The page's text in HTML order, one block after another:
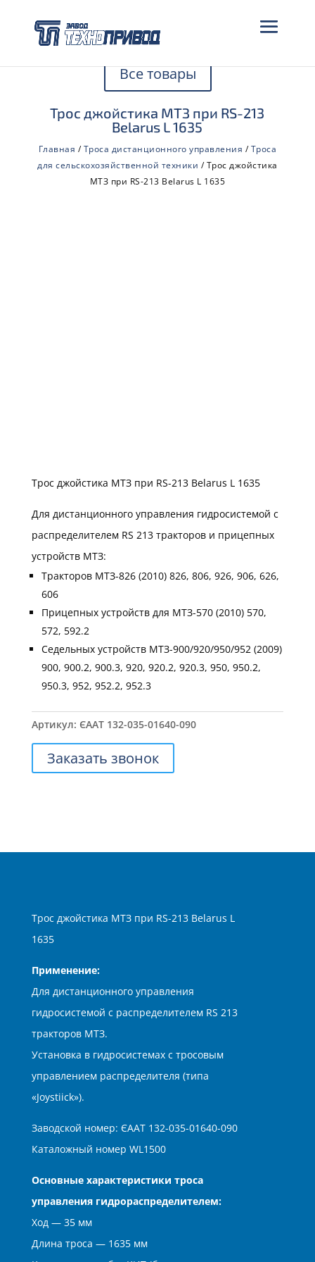
Все товары
Трос джойстика МТЗ при RS-213
Belarus L 1635
Главная /Троса дистанционного управления /Троса
для сельскохозяйственной техники / Трос джойстика
МТЗ при RS-213 Belarus L 1635
Трос джойстика МТЗ при RS-213 Belarus L 1635
Для дистанционного управления гидросистемой с
распределителем RS 213 тракторов и прицепных
устройств МТЗ:
Тракторов МТЗ-826 (2010) 826, 806, 926, 906, 626,
606
Прицепных устройств для МТЗ-570 (2010) 570,
572, 592.2
Седельных устройств МТЗ-900/920/950/952 (2009)
900, 900.2, 900.3, 920, 920.2, 920.3, 950, 950.2,
950.3, 952, 952.2, 952.3
Артикул: ЄААТ 132-035-01640-090
Заказать звонок
Трос джойстика МТЗ при RS-213 Belarus L
1635
Применение:
Для дистанционного управления
гидросистемой с распределителем RS 213
тракторов МТЗ.
Установка в гидросистемах с тросовым
управлением распределителя (типа
«Joystiick»).
Заводской номер: ЄААТ 132-035-01640-090
Каталожный номер WL1500
Основные характеристики троса
управления гидрораспределителем:
Ход — 35 мм
Длина троса — 1635 мм